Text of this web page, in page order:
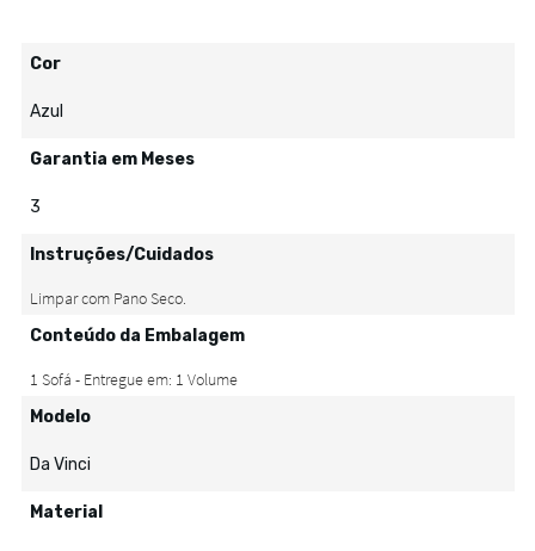
Cor
Azul
Garantia em Meses
3
Instruções/Cuidados
Conteúdo da Embalagem
Modelo
Da Vinci
Material